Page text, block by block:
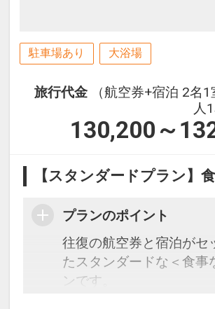
駐車場あり 大浴場
旅行代金
（航空券+宿泊 2名
人
130,200～
【スタンダードプラン】
プランのポイント
往復の航空券と宿泊がセ
たスタンダードな＜食事
ンです。